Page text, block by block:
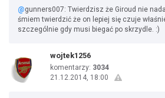
@gunners007: Twierdzisz że Giroud nie
śmiem twierdzić że on lepiej się czuje
szczególnie gdy musi biegać po skrzydle. :)
wojtek1256
komentarzy: 3034
21.12.2014, 18:00